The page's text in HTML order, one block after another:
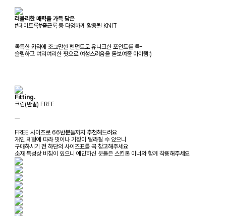
러블리한 매력을 가득 담은
#데이트룩#출근룩 등 다양하게 활용될 KNIT
독특한 카라에 조그만한 펜던트로 유니크한 포인트를 콕-
슬림하고 여리여리한 핏으로 여성스러움을 돋보여줄 아이템:)
Fitting.
크림(반팔) FREE
ㅡ
FREE 사이즈로 66반분들까지 추천해드려요
개인 체형에 따라 핏이나 기장이 달라질 수 있으니
구매하시기 전 하단의 사이즈표를 꼭 참고해주세요
소재 특성상 비침이 있으니 예민하신 분들은 스킨톤 이너와 함께 착용해주세요